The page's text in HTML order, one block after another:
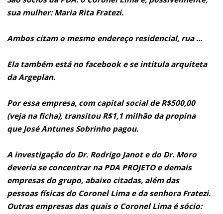
sua mulher: Maria Rita Fratezi.
Ambos citam o mesmo endereço residencial, rua ...
Ela também está no facebook e se intitula arquiteta
da Argeplan.
Por essa empresa, com capital social de R$500,00
(veja na ficha), transitou R$1,1 milhão da propina
que José Antunes Sobrinho pagou.
A investigação do Dr. Rodrigo Janot e do Dr. Moro
deveria se concentrar na PDA PROJETO e demais
empresas do grupo, abaixo citadas, além das
pessoas físicas do Coronel Lima e da senhora Fratezi.
Outras empresas das quais o Coronel Lima é sócio: